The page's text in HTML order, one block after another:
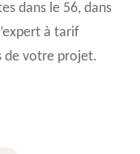
dans le 56, dans
à tarif
de votre projet.